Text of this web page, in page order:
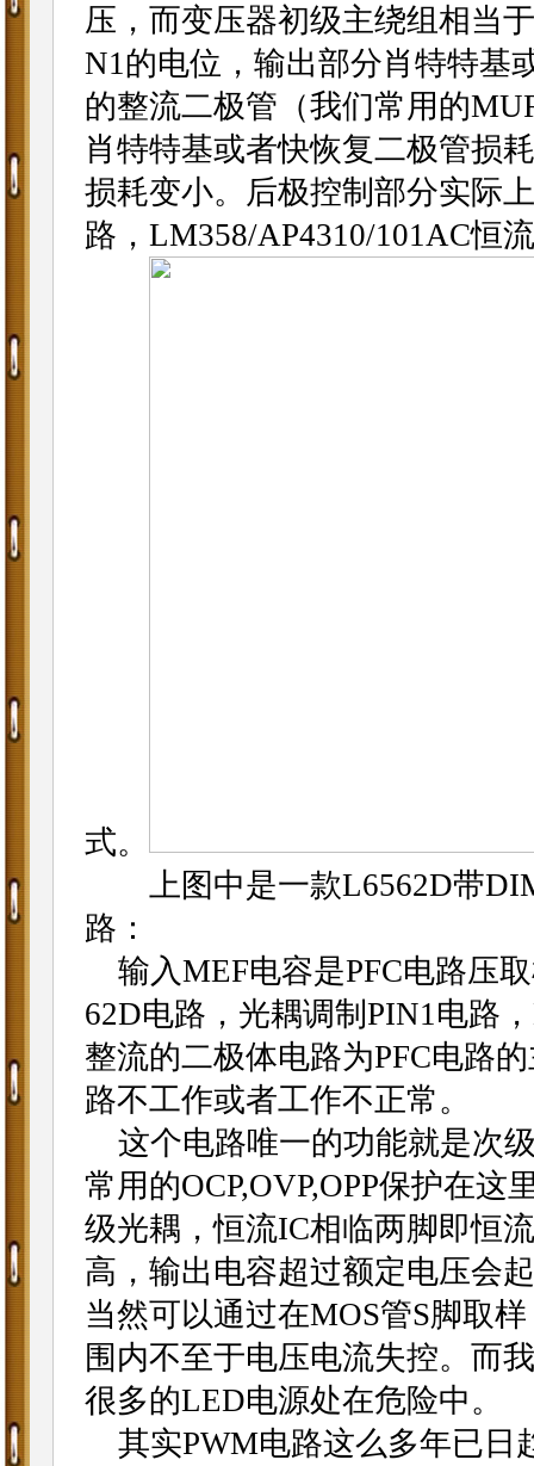
压，而变压器初级主绕组相当
N1的电位，输出部分肖特特基
的整流二极管（我们常用的
肖特特基或者快恢复二极管损
损耗变小。后极控制部分实际
路，LM358/AP4310/101AC恒
式。
上图中是一款L6562D带
路：
输入MEF电容是PFC电路压
62D电路，光耦调制PIN1电路
整流的二极体电路为PFC电路
路不工作或者工作不正常。
这个电路唯一的功能就是次
常用的OCP,OVP,OPP保护在
级光耦，恒流IC相临两脚即恒
高，输出电容超过额定电压会
当然可以通过在MOS管S脚取
围内不至于电压电流失控。而
很多的LED电源处在危险中。
其实PWM电路这么多年已日